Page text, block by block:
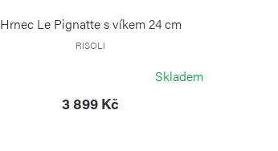
Hrnec Le Pignatte s víkem 24 cm
RISOLI
Skladem
3 899 Kč